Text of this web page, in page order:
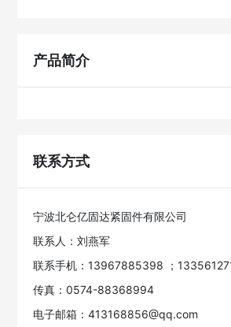
产品简介
联系方式
宁波北仑亿固达紧固件有限公司
联系人：刘燕军
联系手机：13967885398 ；
传真：0574-88368994
电子邮箱：413168856@qq.com